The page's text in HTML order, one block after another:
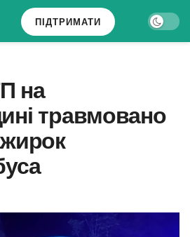
ПІДТРИМАТИ
на
травмовано